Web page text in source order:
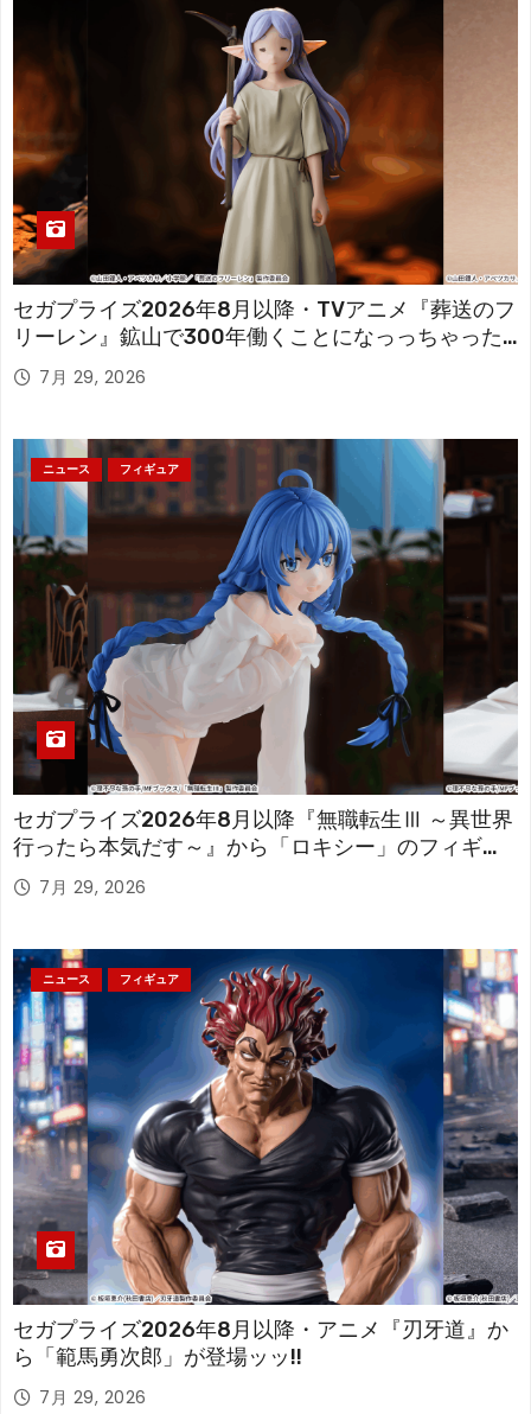
セガプライズ2026年8月以降・TVアニメ『葬送のフ
リーレン』鉱山で300年働くことになっっちゃった
「フリーレン」を立体化！
7月 29, 2026
ニュース フィギュア
セガプライズ2026年8月以降『無職転生Ⅲ ～異世界
行ったら本気だす～』から「ロキシー」のフィギュ
アが登場！
7月 29, 2026
ニュース フィギュア
セガプライズ2026年8月以降・アニメ『刃牙道』か
ら「範馬勇次郎」が登場ッッ!!
7月 29, 2026